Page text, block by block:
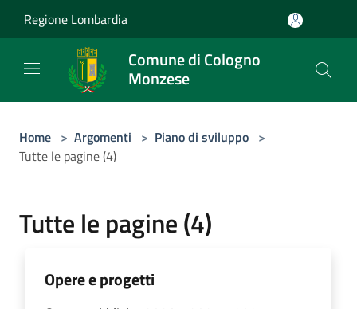
Regione Lombardia
Comune di Cologno
Monzese
Home > Argomenti > Piano di sviluppo >
Tutte le pagine (4)
Tutte le pagine (4)
Opere e progetti